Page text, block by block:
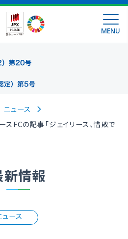
MENU
ニュース
FCの記事「ジェイリース、惜敗で
新情報
ュース